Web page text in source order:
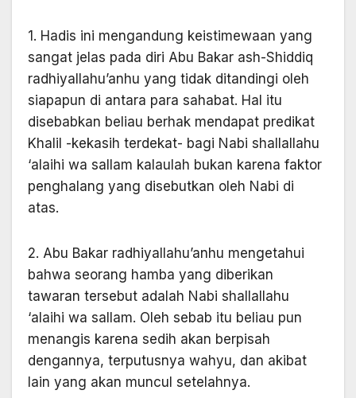
1. Hadis ini mengandung keistimewaan yang
sangat jelas pada diri Abu Bakar ash-Shiddiq
radhiyallahu’anhu yang tidak ditandingi oleh
siapapun di antara para sahabat. Hal itu
disebabkan beliau berhak mendapat predikat
Khalil -kekasih terdekat- bagi Nabi shallallahu
‘alaihi wa sallam kalaulah bukan karena faktor
penghalang yang disebutkan oleh Nabi di
atas.
2. Abu Bakar radhiyallahu’anhu mengetahui
bahwa seorang hamba yang diberikan
tawaran tersebut adalah Nabi shallallahu
‘alaihi wa sallam. Oleh sebab itu beliau pun
menangis karena sedih akan berpisah
dengannya, terputusnya wahyu, dan akibat
lain yang akan muncul setelahnya.